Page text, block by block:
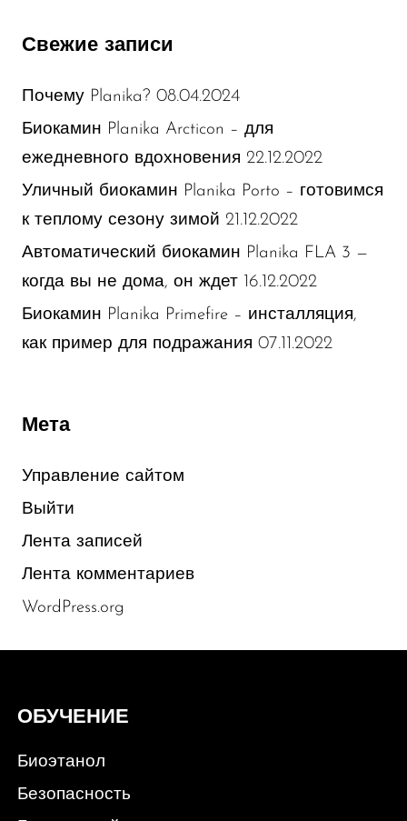
Свежие записи
Почему Planika? 08.04.2024
Биокамин Planika Arcticon – для
ежедневного вдохновения 22.12.2022
Уличный биокамин Planika Porto – готовимся
к теплому сезону зимой 21.12.2022
Автоматический биокамин Planika FLA 3 —
когда вы не дома, он ждет 16.12.2022
Биокамин Planika Primefire – инсталляция,
как пример для подражания 07.11.2022
Мета
Управление сайтом
Выйти
Лента записей
Лента комментариев
WordPress.org
ОБУЧЕНИЕ
Биоэтанол
Безопасность